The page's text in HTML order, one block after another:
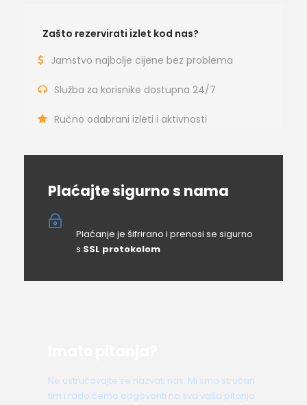
Zašto rezervirati izlet kod nas?
Jamstvo najbolje cijene bez problema
Služba za korisnike dostupna 24/7
Ručno odabrani izleti i aktivnosti
Plaćajte sigurno s nama
Plaćanje je šifrirano i prenosi se sigurno
s SSL protokolom
Ne ustručavajte se nazvati nas. Mi smo stručan
tim i rado ćemo odgovoriti na sva vaša pitanja.